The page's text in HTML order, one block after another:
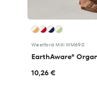
Westford Mill•WM690
10,26 €